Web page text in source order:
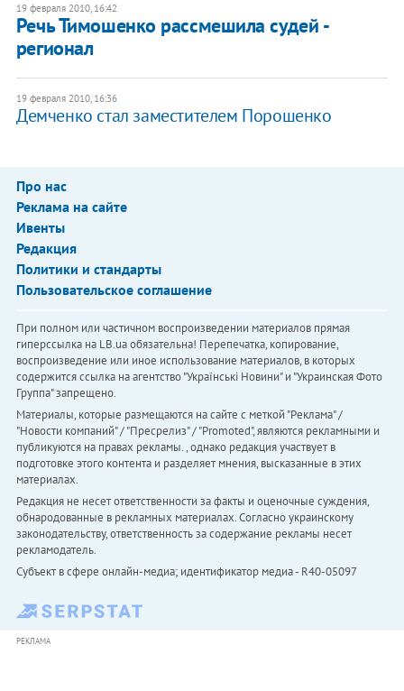
19 февраля 2010, 16:42
Речь Тимошенко рассмешила судей -
регионал
19 февраля 2010, 16:36
Демченко стал заместителем Порошенко
Про нас
Реклама на сайте
Ивенты
Редакция
Политики и стандарты
Пользовательское соглашение
При полном или частичном воспроизведении материалов прямая
гиперссылка на LB.ua обязательна! Перепечатка, копирование,
воспроизведение или иное использование материалов, в которых
содержится ссылка на агентство "Українськi Новини" и "Украинская Фото
Группа" запрещено.
Материалы, которые размещаются на сайте с меткой "Реклама" /
"Новости компаний" / "Пресрелиз" / "Promoted", являются рекламными и
публикуются на правах рекламы. , однако редакция участвует в
подготовке этого контента и разделяет мнения, высказанные в этих
материалах.
Редакция не несет ответственности за факты и оценочные суждения,
обнародованные в рекламных материалах. Согласно украинскому
законодательству, ответственность за содержание рекламы несет
рекламодатель.
Субъект в сфере онлайн-медиа; идентификатор медиа - R40-05097
РЕКЛАМА